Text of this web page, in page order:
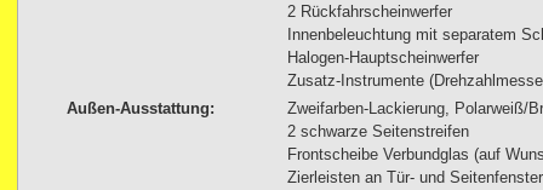
2 Rückfahrscheinwerfer
Innenbeleuchtung mit separatem
Halogen-Hauptscheinwerfer
Zusatz-Instrumente
Außen-Ausstattung:
Zweifarben-Lackierung, Polarweiß/
2 schwarze Seitenstreifen
Frontscheibe Verbundglas (auf
Zierleisten an Tür- und